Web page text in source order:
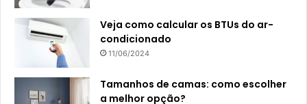
Veja como calcular os BTUs do ar-
condicionado
11/06/2024
Tamanhos de camas: como escolher
a melhor opção?